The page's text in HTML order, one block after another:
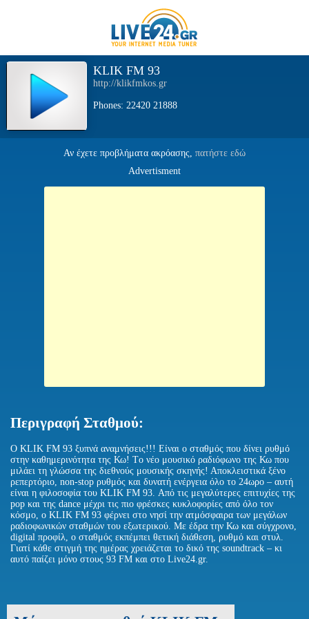
KLIK FM 93
http://klikfmkos.gr
Phones: 22420 21888
Αν έχετε προβλήματα ακρόασης, πατήστε εδώ
Advertisment
Περιγραφή Σταθμού:
Ο KLIK FM 93 ξυπνά αναμνήσεις!!! Είναι ο σταθμός που δίνει ρυθμό
στην καθημερινότητα της Κω! Tο νέο μουσικό ραδιόφωνο της Κω που
μιλάει τη γλώσσα της διεθνούς μουσικής σκηνής! Αποκλειστικά ξένο
ρεπερτόριο, non-stop ρυθμός και δυνατή ενέργεια όλο το 24ωρο – αυτή
είναι η φιλοσοφία του KLIK FM 93. Από τις μεγαλύτερες επιτυχίες της
pop και της dance μέχρι τις πιο φρέσκες κυκλοφορίες από όλο τον
κόσμο, ο KLIK FM 93 φέρνει στο νησί την ατμόσφαιρα των μεγάλων
ραδιοφωνικών σταθμών του εξωτερικού. Με έδρα την Κω και σύγχρονο,
digital προφίλ, ο σταθμός εκπέμπει θετική διάθεση, ρυθμό και στυλ.
Γιατί κάθε στιγμή της ημέρας χρειάζεται το δικό της soundtrack – κι
αυτό παίζει μόνο στους 93 FM και στο Live24.gr.